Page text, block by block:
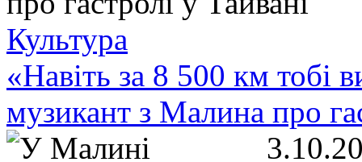
Культура
«Навіть за 8 500 км тобі
музикант з Малина про